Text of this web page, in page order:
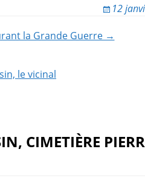
12
la Grande Guerre →
le vicinal
CIMETIÈRE